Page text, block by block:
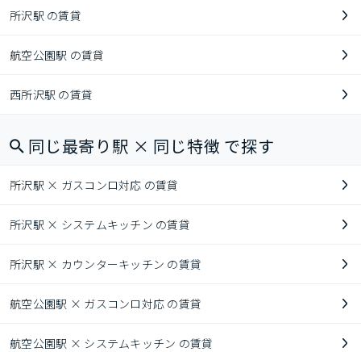
所沢駅 の賃貸
航空公園駅 の賃貸
西所沢駅 の賃貸
同じ最寄り駅 × 同じ特徴 で探す
所沢駅 × ガスコンロ対応 の賃貸
所沢駅 × システムキッチン の賃貸
所沢駅 × カウンターキッチン の賃貸
航空公園駅 × ガスコンロ対応 の賃貸
航空公園駅 × システムキッチン の賃貸